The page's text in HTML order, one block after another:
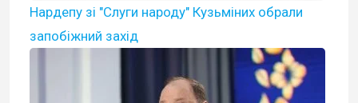
Нардепу зі "Слуги народу" Кузьміних обрали
запобіжний захід